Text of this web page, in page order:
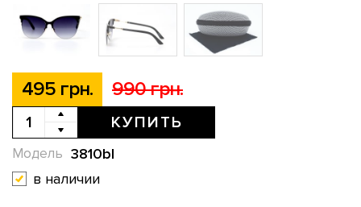
495 грн. 990 грн.
КУПИТЬ
3810bl
Модель
в наличии